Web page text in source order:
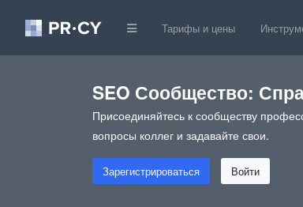
Тарифы и цены
SEO Сообщество:
Присоединяйтесь к сообществу
вопросы коллег и задавайте свои.
Зарегистрироваться Войти